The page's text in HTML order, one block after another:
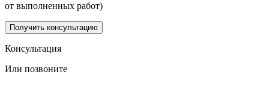
от выполненных работ)
Получить консультацию
Консультация
Или позвоните